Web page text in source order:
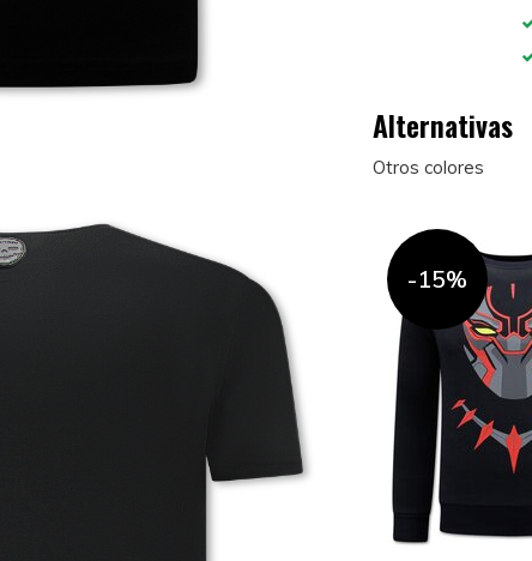
Alternativas
Otros colores
-15%